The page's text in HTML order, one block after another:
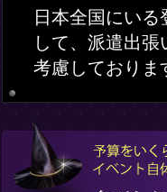
日本全国にい
して、派遣出
考慮しておりま